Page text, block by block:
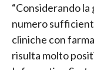
“Considerando
numero
cliniche con
risulta molto